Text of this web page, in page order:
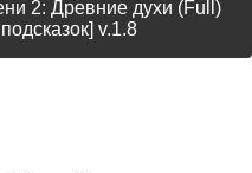
2: Древние духи (Full)
v.1.8